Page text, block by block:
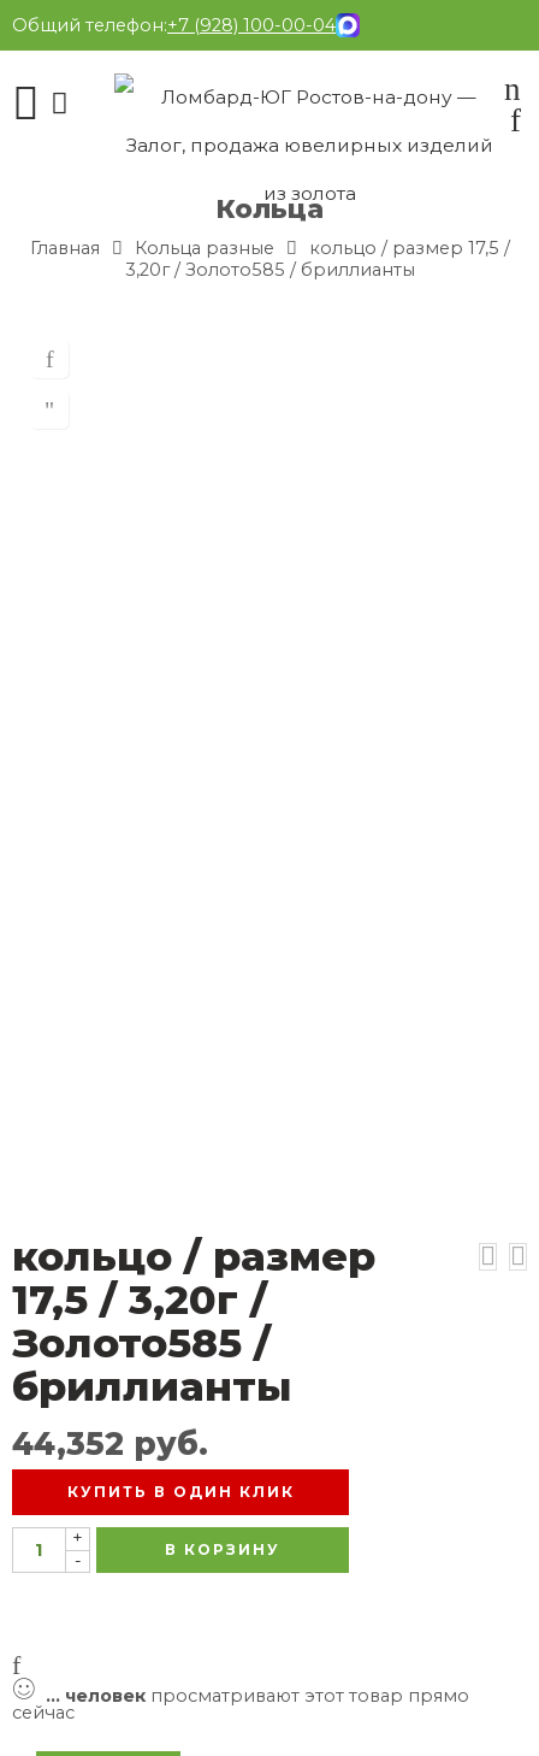
Общий телефон:+7 (928) 100-00-04
Кольца
Главная Кольца разные
кольцо / размер 17,5 /
3,20г / Золото585 / бриллианты
кольцо / размер
17,5 / 3,20г /
Золото585 /
бриллианты
44,352 руб.
КУПИТЬ В ОДИН КЛИК
+
-
В КОРЗИНУ
... человек просматривают этот товар прямо
сейчас